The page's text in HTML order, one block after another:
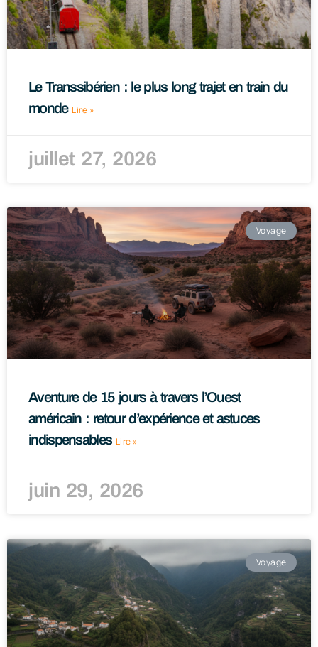
Le Transsibérien : le plus long trajet en train du
monde Lire »
juillet 27, 2026
Voyage
Aventure de 15 jours à travers l’Ouest
américain : retour d’expérience et astuces
indispensables Lire »
juin 29, 2026
Voyage